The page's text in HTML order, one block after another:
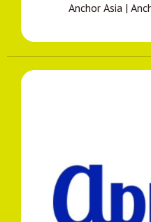
Anchor Asia |